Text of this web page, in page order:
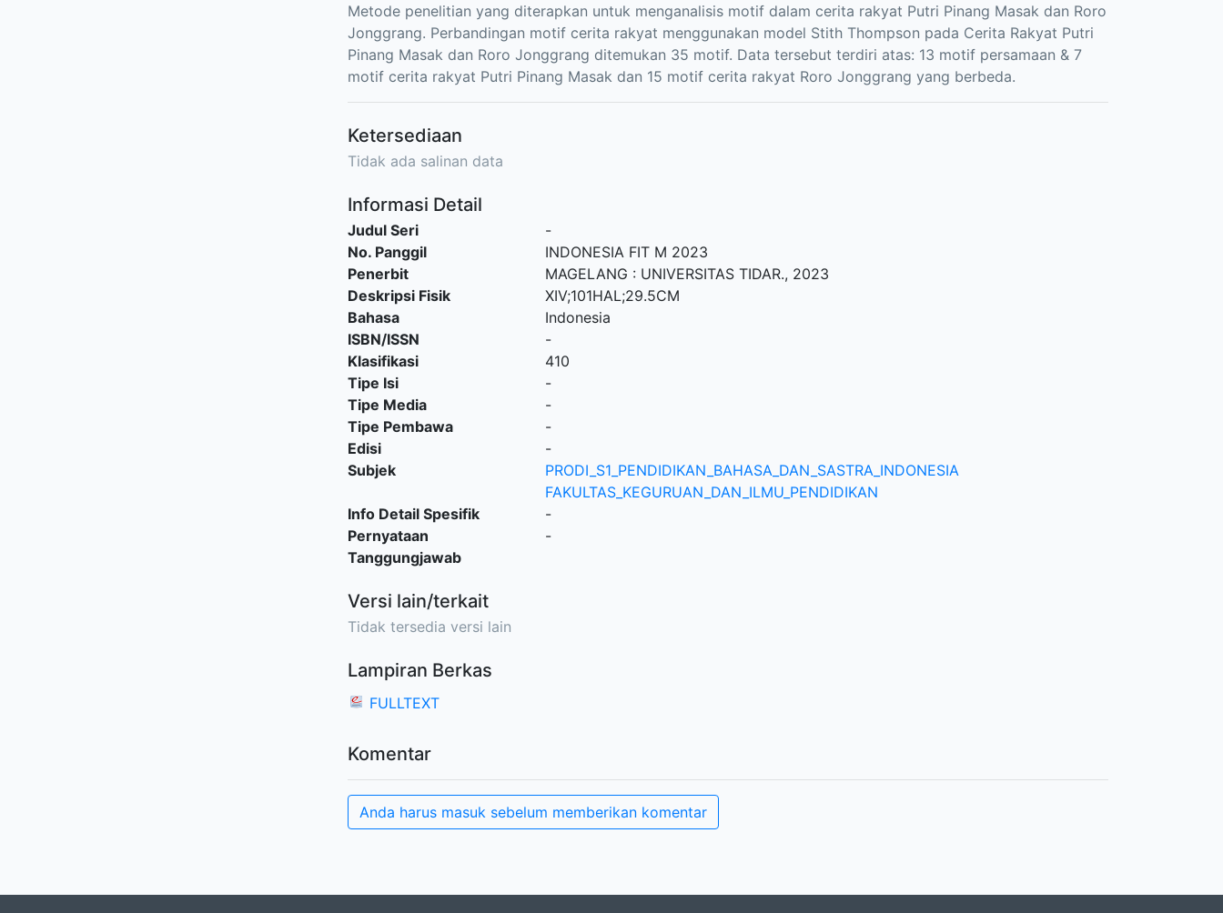
Metode penelitian yang diterapkan untuk menganalisis motif dalam cerita rakyat Putri Pinang Masak dan Roro
Jonggrang. Perbandingan motif cerita rakyat menggunakan model Stith Thompson pada Cerita Rakyat Putri
Pinang Masak dan Roro Jonggrang ditemukan 35 motif. Data tersebut terdiri atas: 13 motif persamaan & 7
motif cerita rakyat Putri Pinang Masak dan 15 motif cerita rakyat Roro Jonggrang yang berbeda.
Ketersediaan
Tidak ada salinan data
Informasi Detail
Judul Seri
-
No. Panggil
INDONESIA FIT M 2023
Penerbit
MAGELANG : UNIVERSITAS TIDAR., 2023
Deskripsi Fisik
XIV;101HAL;29.5CM
Bahasa
Indonesia
ISBN/ISSN
-
Klasifikasi
410
Tipe Isi
-
Tipe Media
-
Tipe Pembawa
-
Edisi
-
Subjek
PRODI_S1_PENDIDIKAN_BAHASA_DAN_SASTRA_INDONESIA
FAKULTAS_KEGURUAN_DAN_ILMU_PENDIDIKAN
Info Detail Spesifik
-
Pernyataan
Tanggungjawab
-
Versi lain/terkait
Tidak tersedia versi lain
Lampiran Berkas
FULLTEXT
Komentar
Anda harus masuk sebelum memberikan komentar